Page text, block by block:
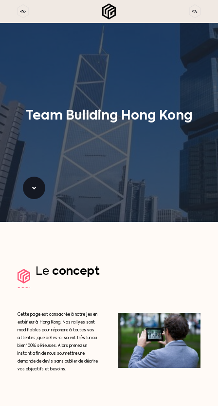
Team BuildingHong Kong
Le concept
Cette page est consacrée à notre jeu en
extérieur à Hong Kong. Nos rallyes sont
modifiables pour répondre à toutes vos
attentes, que celles-ci soient très fun ou
bien 100% sérieuses. Alors prenez un
instant afin de nous soumettre une
demande de devis sans oublier de décrire
vos objectifs et besoins.